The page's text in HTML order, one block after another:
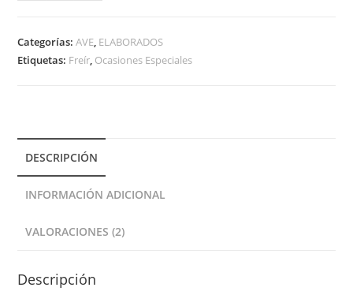
e
e
:
Categorías:AVE, ELABORADOS
Etiquetas: Freír, Ocasiones Especiales
DESCRIPCIÓN
INFORMACIÓN ADICIONAL
VALORACIONES (2)
Descripción